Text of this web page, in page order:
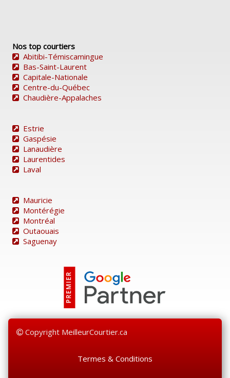
Nos top courtiers
Abitibi-Témiscamingue
Bas-Saint-Laurent
Capitale-Nationale
Centre-du-Québec
Chaudière-Appalaches
Estrie
Gaspésie
Lanaudière
Laurentides
Laval
Mauricie
Montérégie
Montréal
Outaouais
Saguenay
Copyright MeilleurCourtier.ca
Termes & Conditions